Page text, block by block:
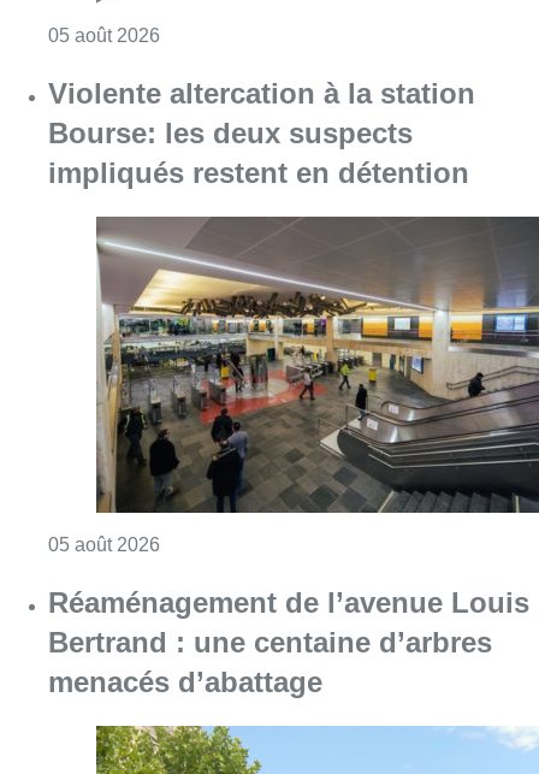
05 août 2026
Violente altercation à la station
Bourse: les deux suspects
impliqués restent en détention
05 août 2026
Réaménagement de l’avenue Louis
Bertrand : une centaine d’arbres
menacés d’abattage